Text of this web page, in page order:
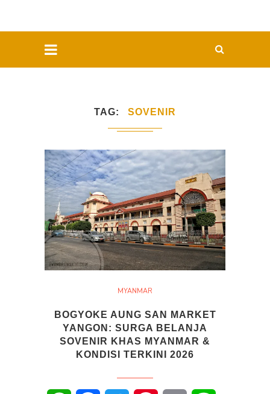
TAG SOVENIR
MYANMAR
BOGYOKE AUNG SAN MARKET
YANGON: SURGA BELANJA
SOVENIR KHAS MYANMAR &
KONDISI TERKINI 2026